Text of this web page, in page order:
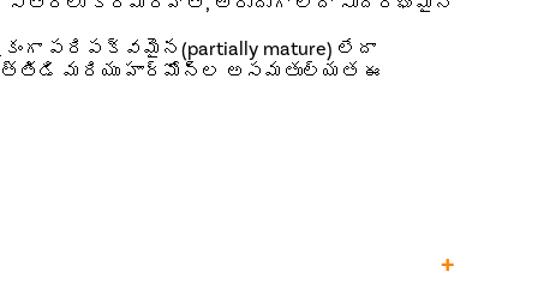
పరిపక్వమైన(partially mature) లేదా
ఒత్తిడి మరియు హార్మోన్ల అసమతుల్యత ఈ